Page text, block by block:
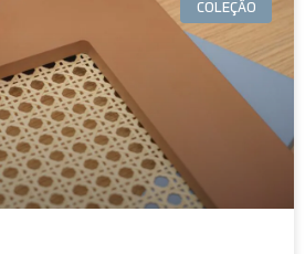
COLEÇÃO